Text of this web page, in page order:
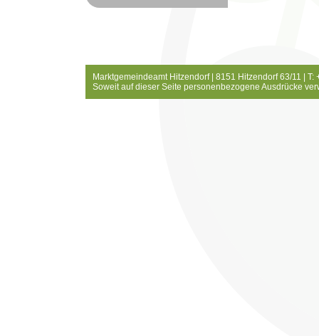
Marktgemeindeamt Hitzendorf | 8151 Hitzendorf 63/11 |
Soweit auf dieser Seite personenbezogene Ausdrücke